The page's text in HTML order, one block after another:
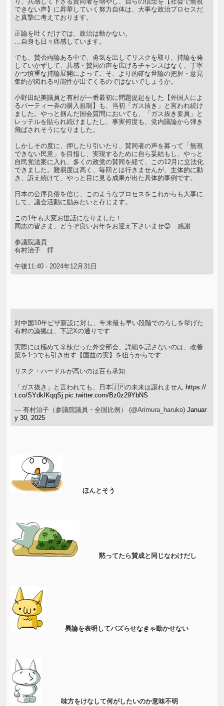
できない声】に昇華していく努力自体は、大事な政治プロセスだ
と真摯に考えております。
正論を吐くだけでは、政治は動かない。
…自身も日々痛感しています。
でも、賛否両論ある中で、勇気を出してリスクを取り、持論を発
していかずして、共感・賛同の声を広げるチャンスはなく、丁寧
かつ慎重な持論展開によってこそ、より的確な世論の把握・意見
集約が図れる可能性が出てくるのではないでしょうか。
小野田紀美議員と有村が一番最初に問題提起をした【外国人によ
るパーティー券の購入規制】も、当初「ガス抜き」と言われ続け
ました。やっと掴んだ国会質問においても、「ガス抜き要員」と
レッテルを貼られ続けましたし、事実何度も、党内議論から弾き
飛ばされそうになりました。
しかしその度に、押したり引いたり、賛同者の声を募って「無視
できない民意」を目指し、実現するために自ら妥結もし、やっと
自民党法案に入れ、多くの政党の賛同を経て、この12月に立法化
できました。難易度は高く、毎回とは行きませんが、主体的に動
き、訴え続けて、やっと目に見る成果が出た具体的事例です。
日本の公序良俗を信じ、このようなプロセスをこれからも大事に
して、議会活動に励みたいと存じます。
この1年も大変お世話になりました！
同志の皆さま、どうぞ良いお年をお迎え下さいませ😊 感謝
参議院議員
有村治子 拝
午後11:40 · 2024年12月31日
対中国10年ビザ新設に対し、年末最も早い段階でのろしを挙げた
有村の論拠は、下記Xの通りです
実際には極めて辛辣だった外交部会、詳細を記さないのは、改善
策を1つでも引き出す【国益の実】を狙うからです
リスク・ハードルが高いのは百も承知
「ガス抜き」と言われても、日本🇯🇵の未来は譲れません https://
t.co/SYdkIKqqSj pic.twitter.com/Bz0z29YbNS
— 有村治子（参議院議員・全国比例） (@Arimura_haruko)Januar
y 30, 2025
ほんとそう
黙ってたら賛成と同じなわけだし
異論を表明してバズらせなきゃ動かせない
味方をけなして何がしたいのか意味不明